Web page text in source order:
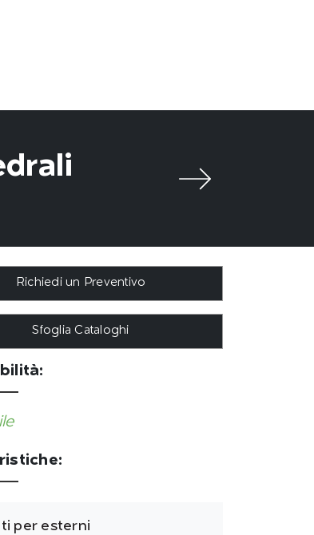
Richiedi un Preventivo
Sfoglia Cataloghi
per esterni